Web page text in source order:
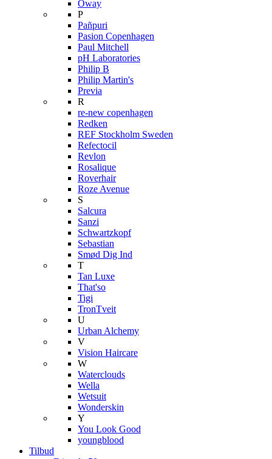
Oway
P
Pañpuri
Pasion Copenhagen
Paul Mitchell
pH Laboratories
Philip B
Philip Martin's
Previa
R
re-new copenhagen
Redken
REF Stockholm Sweden
Refectocil
Revlon
Rosalique
Roverhair
Roze Avenue
S
Salcura
Sanzi
Schwartzkopf
Sebastian
Smød Dig Ind
T
Tan Luxe
That'so
Tigi
TronTveit
U
Urban Alchemy
V
Vision Haircare
W
Waterclouds
Wella
Wetsuit
Wonderskin
Y
You Look Good
youngblood
Tilbud